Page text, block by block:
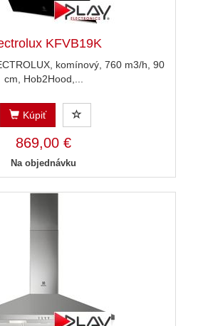
KFVB19K
komínový, 760 m3/h, 90
cm, Hob2Hood,...
Kúpiť
869,00 €
Na objednávku